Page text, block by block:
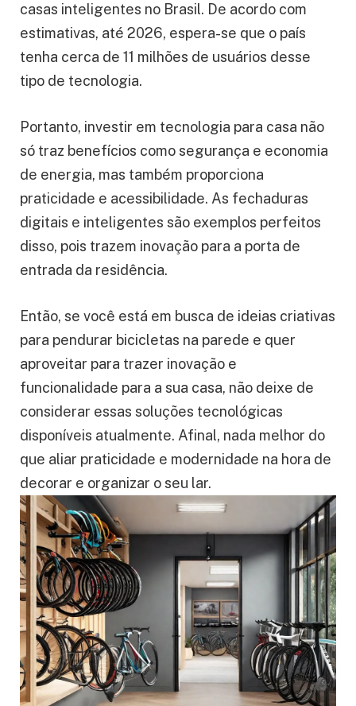
casas inteligentes no Brasil. De acordo com
estimativas, até 2026, espera-se que o país
tenha cerca de 11 milhões de usuários desse
tipo de tecnologia.
Portanto, investir em tecnologia para casa não
só traz benefícios como segurança e economia
de energia, mas também proporciona
praticidade e acessibilidade. As fechaduras
digitais e inteligentes são exemplos perfeitos
disso, pois trazem inovação para a porta de
entrada da residência.
Então, se você está em busca de ideias criativas
para pendurar bicicletas na parede e quer
aproveitar para trazer inovação e
funcionalidade para a sua casa, não deixe de
considerar essas soluções tecnológicas
disponíveis atualmente. Afinal, nada melhor do
que aliar praticidade e modernidade na hora de
decorar e organizar o seu lar.